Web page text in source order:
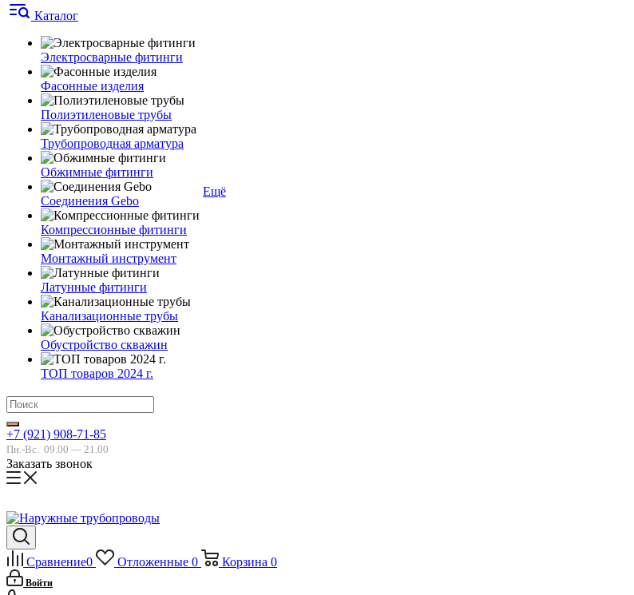
Каталог
Электросварные фитинги
Фасонные изделия
Полиэтиленовые трубы
Трубопроводная арматура
Обжимные фитинги
Соединения Gebo
Компрессионные фитинги
Монтажный инструмент
Латунные фитинги
Канализационные трубы
Обустройство скважин
ТОП товаров 2024 г.
Ещё
+7 (921) 908-71-85
Пн.-Вс. 09.00 — 21.00
Заказать звонок
Сравнение0 Отложенные 0 Корзина 0
Войти